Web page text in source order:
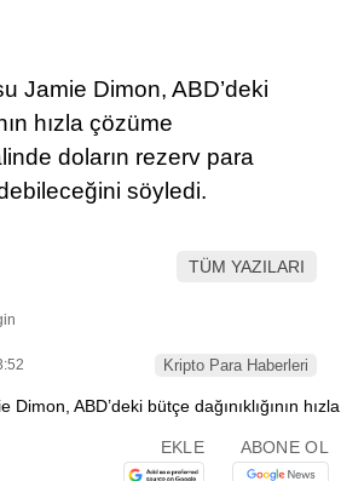
Telegram
Jamie Dimon, ABD’deki
hızla çözüme
doların rezerv para
söyledi.
TÜM YAZILARI
Kripto Para Haberleri
EKLE ABONE OL